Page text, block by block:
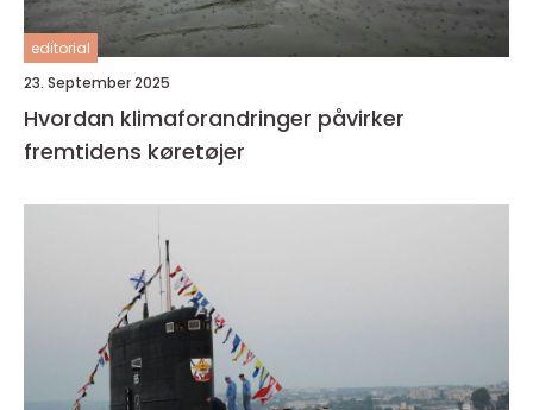
editorial
23. September 2025
Hvordan klimaforandringer påvirker
fremtidens køretøjer